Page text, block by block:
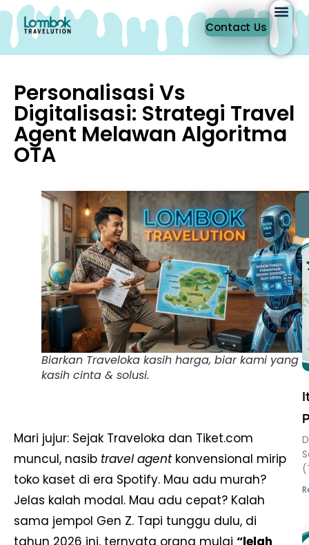
Contact Us
Personalisasi Vs
Digitalisasi: Strategi Travel
Agent Melawan Algoritma
OTA
Biarkan Traveloka kasih harga, biar kami yang
kasih cinta & solusi.
Mari jujur: Sejak Traveloka dan Tiket.com
muncul, nasib travel agentkonvensional mirip
toko kaset di era Spotify. Mau adu murah?
Jelas kalah modal. Mau adu cepat? Kalah
sama jempol Gen Z. Tapi tunggu dulu, di
tahun 2026 ini, ternyata orang mulai “lelah